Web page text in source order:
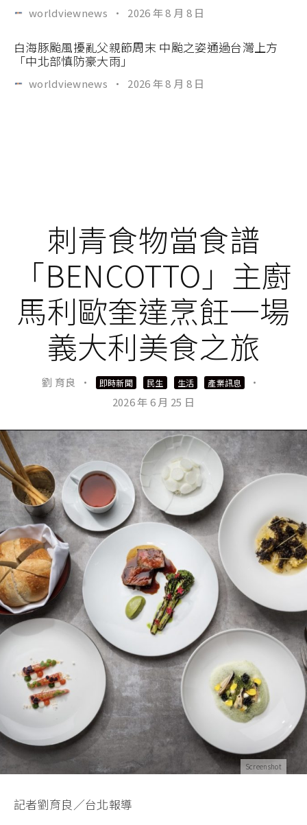
worldviewnews · 2026 年 8 月 8 日
白海豚颱風擾亂父親節周末 中颱之姿通過台灣上方
「中北部慎防豪大雨」
worldviewnews · 2026 年 8 月 8 日
刺青食物當食譜
「BENCOTTO」主廚
馬利歐奎達烹飪一場
義大利美食之旅
劉 育良 · 即時新聞 民生 生活 產業訊息
·
2026 年 6 月 25 日
Screenshot
記者劉育良∕台北報導